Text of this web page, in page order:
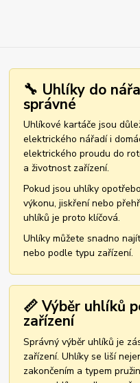
🔧 Uhlíky do
správné
Uhlíkové kartáče jsou
elektrického nářadí i
elektrického proudu do
a životnost zařízení.
Pokud jsou uhlíky
výkonu, jiskření nebo
uhlíků je proto klíčová.
Uhlíky můžete snadno
nebo podle typu zařízení.
📏 Výběr uhlíků
zařízení
Správný výběr uhlíků je
zařízení. Uhlíky se liší
zakončením a typem